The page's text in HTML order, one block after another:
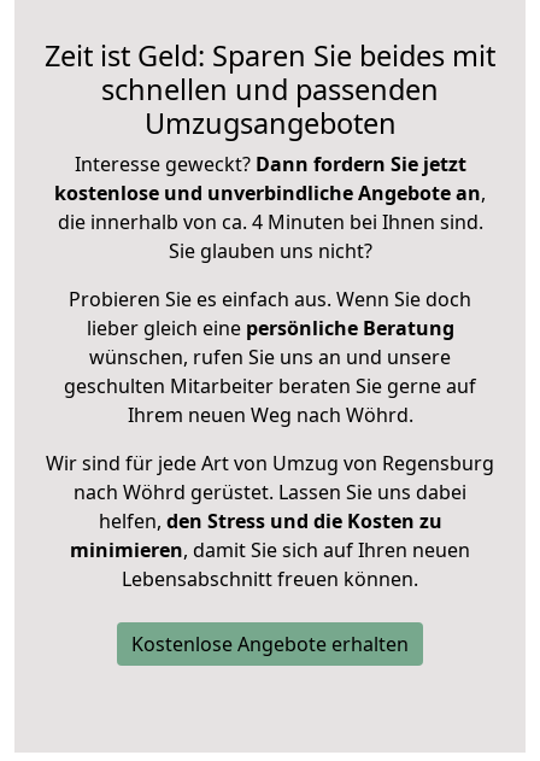
Zeit ist Geld: Sparen Sie beides mit
schnellen und passenden
Umzugsangeboten
Interesse geweckt? Dann fordern Sie jetzt
kostenlose und unverbindliche Angebote an,
die innerhalb von ca. 4 Minuten bei Ihnen sind.
Sie glauben uns nicht?
Probieren Sie es einfach aus. Wenn Sie doch
lieber gleich eine persönliche Beratung
wünschen, rufen Sie uns an und unsere
geschulten Mitarbeiter beraten Sie gerne auf
Ihrem neuen Weg nach Wöhrd.
Wir sind für jede Art von Umzug von Regensburg
nach Wöhrd gerüstet. Lassen Sie uns dabei
helfen, den Stress und die Kosten zu
minimieren, damit Sie sich auf Ihren neuen
Lebensabschnitt freuen können.
Kostenlose Angebote erhalten